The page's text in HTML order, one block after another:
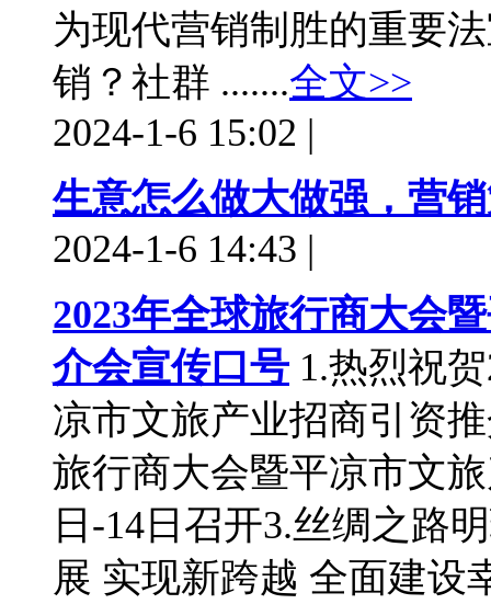
为现代营销制胜的重要
销？社群 .......全文>>
2024-1-6 15:02 |
生意怎么做大做强，营
2024-1-6 14:43 |
2023年全球旅行商大会
介会宣传口号 1.热烈祝
凉市文旅产业招商引资
旅行商大会暨平凉市文
日-14日召开3.丝绸之路
展 实现新跨越 全面建设